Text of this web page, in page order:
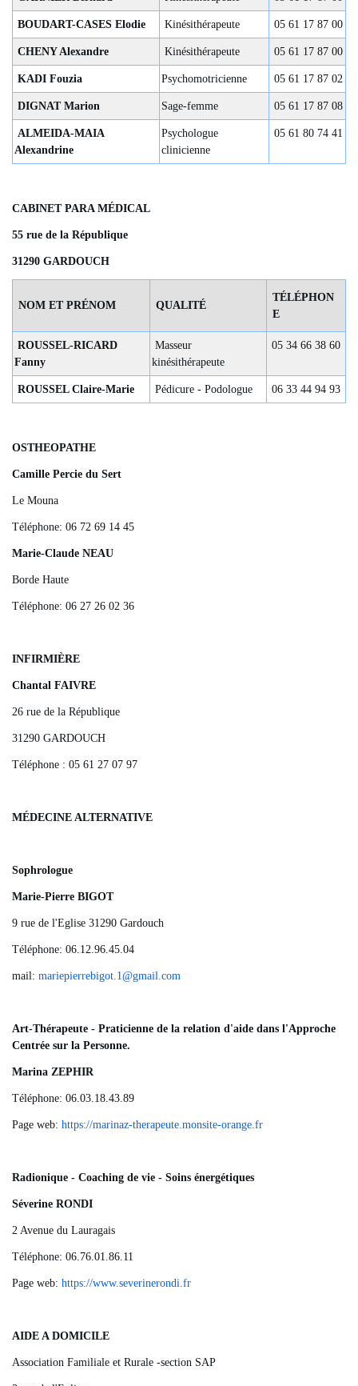
BOUDART-CASES Elodie Kinésithérapeute 05 61 17 87 00
CHENY Alexandre Kinésithérapeute 05 61 17 87 00
KADI Fouzia Psychomotricienne 05 61 17 87 02
DIGNAT Marion Sage-femme 05 61 17 87 08
ALMEIDA-MAIA
Alexandrine
Psychologue
clinicienne
05 61 80 74 41
CABINET PARA MÉDICAL
55 rue de la République
31290 GARDOUCH
NOM ET PRÉNOM QUALITÉ
TÉLÉPHON
E
ROUSSEL-RICARD
Fanny
Masseur
kinésithérapeute
05 34 66 38 60
ROUSSEL Claire-Marie Pédicure - Podologue 06 33 44 94 93
OSTHEOPATHE
Camille Percie du Sert
Le Mouna
Téléphone: 06 72 69 14 45
Marie-Claude NEAU
Borde Haute
Téléphone: 06 27 26 02 36
INFIRMIÈRE
Chantal FAIVRE
26 rue de la République
31290 GARDOUCH
Téléphone : 05 61 27 07 97
MÉDECINE ALTERNATIVE
Sophrologue
Marie-Pierre BIGOT
9 rue de l'Eglise 31290 Gardouch
Téléphone: 06.12.96.45.04
mail: mariepierrebigot.1@gmail.com
Art-Thérapeute - Praticienne de la relation d'aide dans l'Approche
Centrée sur la Personne.
Marina ZEPHIR
Téléphone: 06.03.18.43.89
Page web: https://marinaz-therapeute.monsite-orange.fr
Radionique - Coaching de vie - Soins énergétiques
Séverine RONDI
2 Avenue du Lauragais
Téléphone: 06.76.01.86.11
Page web: https://www.severinerondi.fr
AIDE A DOMICILE
Association Familiale et Rurale -section SAP